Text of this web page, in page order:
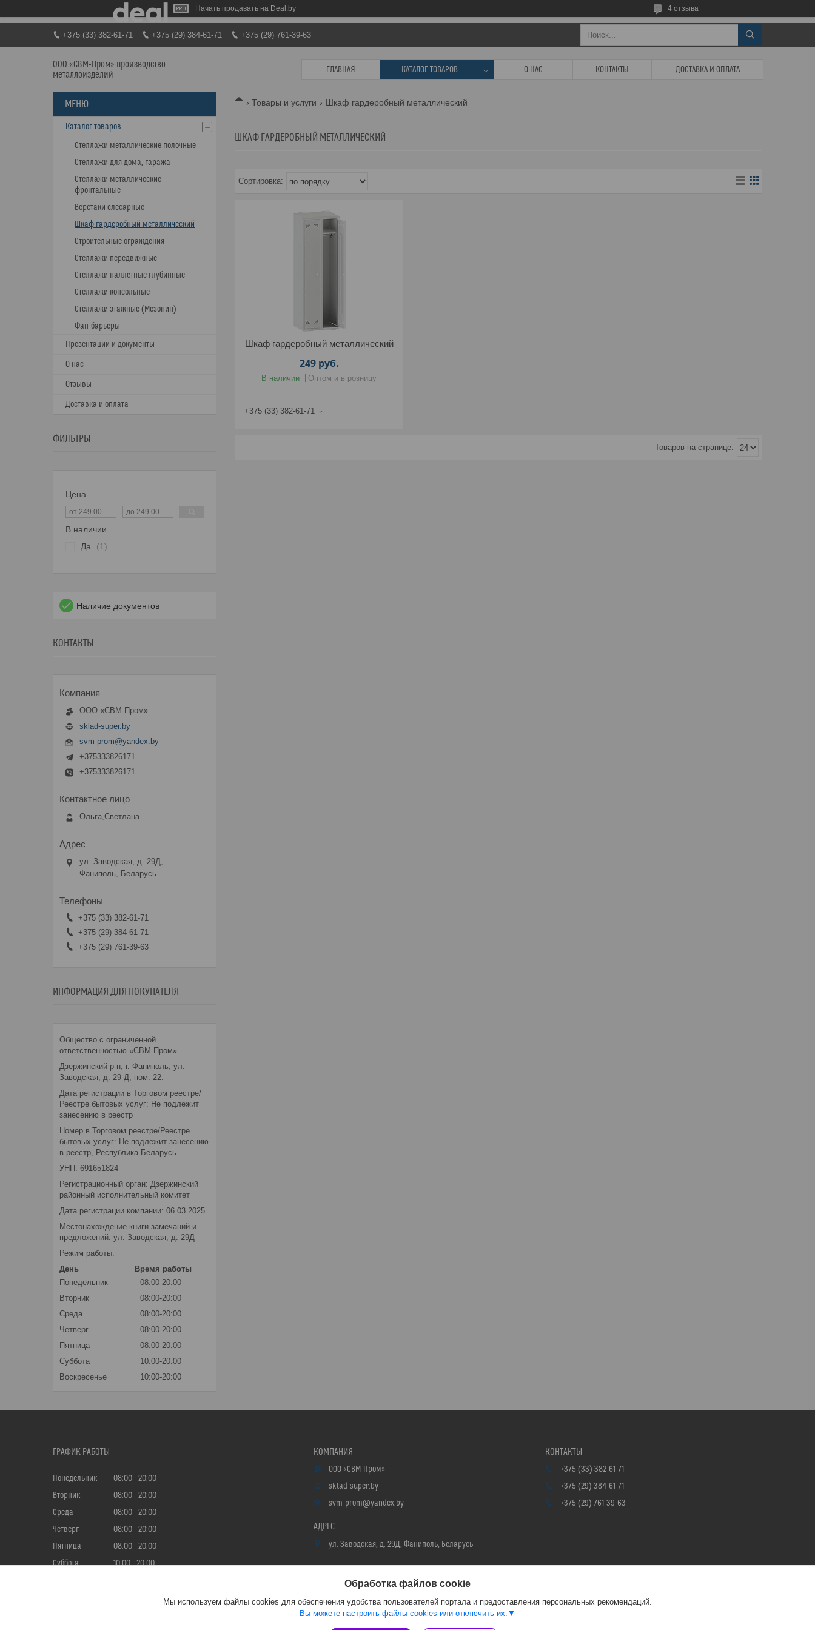
Начать продавать на Deal.by 4 отзыва
+375 (33) 382-61-71 +375 (29) 384-61-71 +375 (29) 761-39-63
ООО «СВМ-Пром» производство
металлоизделий
ГЛАВНАЯ КАТАЛОГ ТОВАРОВ О НАС КОНТАКТЫ ДОСТАВКА И ОПЛАТА
Товары и услуги Шкаф гардеробный металлический
ШКАФ ГАРДЕРОБНЫЙ МЕТАЛЛИЧЕСКИЙ
Шкаф гардеробный металлический
249 руб.
В наличии Оптом и в розницу
+375 (33) 382-61-71
Каталог товаров
Стеллажи металлические полочные
Стеллажи для дома, гаража
Стеллажи металлические
фронтальные
Верстаки слесарные
Шкаф гардеробный металлический
Строительные ограждения
Стеллажи передвижные
Стеллажи паллетные глубинные
Стеллажи консольные
Стеллажи этажные (Мезонин)
Фан-барьеры
Презентации и документы
О нас
Отзывы
Доставка и оплата
ФИЛЬТРЫ
Цена
В наличии
Да
1
Наличие документов
КОНТАКТЫ
ООО «СВМ-Пром»
sklad-super.by
svm-prom@yandex.by
+375333826171
+375333826171
Ольга,Светлана
ул. Заводская, д. 29Д,
Фаниполь, Беларусь
+375 (33) 382-61-71
+375 (29) 384-61-71
+375 (29) 761-39-63
ИНФОРМАЦИЯ ДЛЯ ПОКУПАТЕЛЯ
Общество с ограниченной
ответственностью «СВМ-Пром»
Дзержинский р-н, г. Фаниполь, ул.
Заводская, д. 29 Д, пом. 22.
Дата регистрации в Торговом реестре/
Реестре бытовых услуг: Не подлежит
занесению в реестр
Номер в Торговом реестре/Реестре
бытовых услуг: Не подлежит занесению
в реестр, Республика Беларусь
УНП: 691651824
Регистрационный орган: Дзержинский
районный исполнительный комитет
Дата регистрации компании: 06.03.2025
Местонахождение книги замечаний и
предложений: ул. Заводская, д. 29Д
Режим работы:
День
Время работы
Понедельник
08:00-20:00
Вторник
08:00-20:00
Среда
08:00-20:00
Четверг
08:00-20:00
Пятница
08:00-20:00
Суббота
10:00-20:00
Воскресенье
10:00-20:00
ГРАФИК РАБОТЫ
Понедельник 08:00
20:00
Вторник
08:00
20:00
Среда
08:00
20:00
Четверг
08:00
20:00
Пятница
08:00
20:00
Суббота
10:00
20:00
ООО «СВМ-Пром»
sklad-super.by
svm-prom@yandex.by
ул. Заводская, д. 29Д, Фаниполь, Беларусь
Ольга,Светлана
+375 (33) 382-61-71
+375 (29) 384-61-71
+375 (29) 761-39-63
Обработка файлов cookie
Мы используем файлы cookies для обеспечения удобства пользователей портала и предоставления персональных рекомендаций.
Вы можете настроить файлы cookies или отключить их.